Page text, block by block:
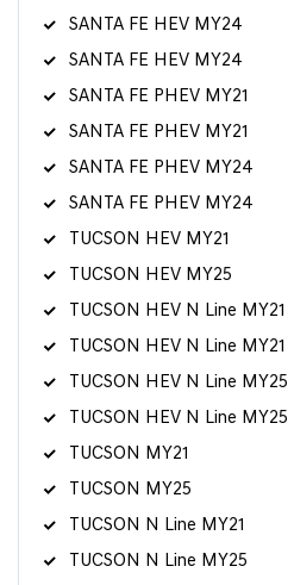
SANTA FE HEV MY24
SANTA FE HEV MY24
SANTA FE PHEV MY21
SANTA FE PHEV MY21
SANTA FE PHEV MY24
SANTA FE PHEV MY24
TUCSON HEV MY21
TUCSON HEV MY25
TUCSON HEV N Line MY21
TUCSON HEV N Line MY21
TUCSON HEV N Line MY25
TUCSON HEV N Line MY25
TUCSON MY21
TUCSON MY25
TUCSON N Line MY21
TUCSON N Line MY25